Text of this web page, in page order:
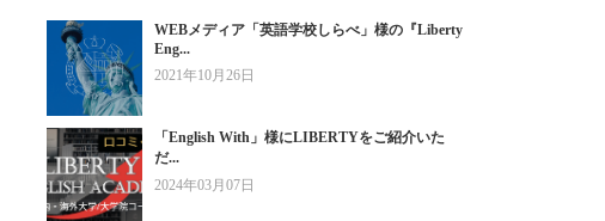
WEBメディア「英語学校しらべ」様の『Liberty
Eng...
2021年10月26日
「English With」様にLIBERTYをご紹介いた
だ...
2024年03月07日